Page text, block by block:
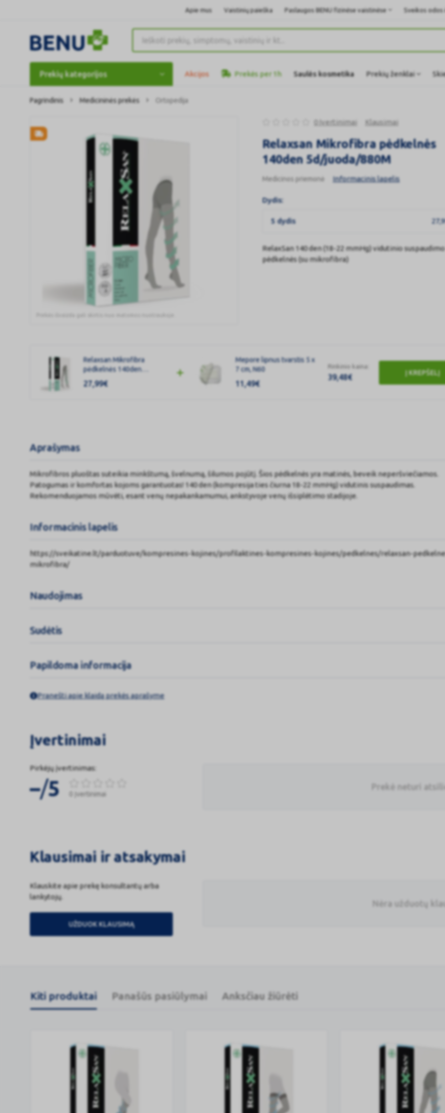
Apie mus Vaistinių paieška Paslaugos BENU fizinėse vaistinėse Sveikos
Prekių kategorijos Akcijos Prekės per 1h Saulės kosmetika Prekių ženklai
Pagrindinis Medicininės prekės Ortopedija
140den
5d/juoda/880M
0 Įvertinimai Klausimai
Relaxsan Mikrofibra pėdkelnės
140den 5d/juoda/880M
Medicinos priemonė Informacinis lapelis
Dydis:
5 dydis
RelaxSan 140 den (18-22 mmHg) vidutinio suspaudimo
pėdkelnės (su mikrofibra)
Relaxsan Mikrofibra
pėdkelnės 140den
5d/juoda/880M
27,99€
Mepore lipnus tvarstis 5 x
7 cm, N60
11,49€
Rinkinio kaina:
39,48€
Į KREPŠELĮ
Aprašymas
Mikrofibros pluoštas suteikia minkštumą, švelnumą, šilumos pojūtį. Šios pėdkelnės yra matinės, beveik neperšviečiamos.
Patogumas ir komfortas kojoms garantuotas! 140 den (kompresija ties čiurna 18-22 mmHg) vidutinis suspaudimas.
Rekomenduojamos mūvėti, esant venų nepakankamumui, ankstyvoje venų išsiplėtimo stadijoje.
Informacinis lapelis
https://sveikatine.lt/parduotuve/kompresines-kojines/profilaktines-kompresines-kojines/pedkelnes/relaxsan-
mikrofibra/
Naudojimas
Sudėtis
Papildoma informacija
Pranešti apie klaidą prekės aprašyme
Įvertinimai
Pirkėjų įvertinimas:
–/5 0 Įvertinimai
Prekė neturi
Klausimai ir atsakymai
Klauskite apie prekę konsultantų arba
lankytojų.
UŽDUOK KLAUSIMĄ
Nėra užduotų
Kiti produktai Panašūs pasiūlymai Anksčiau žiūrėti